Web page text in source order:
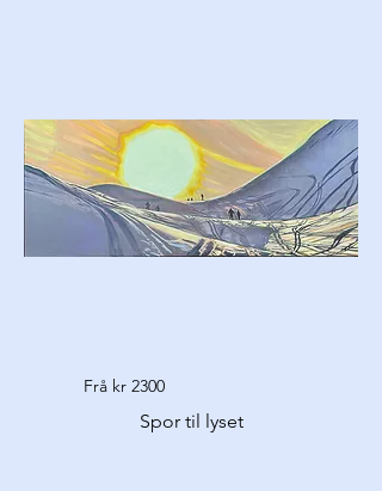
Frå kr 2300
Spor til lyset